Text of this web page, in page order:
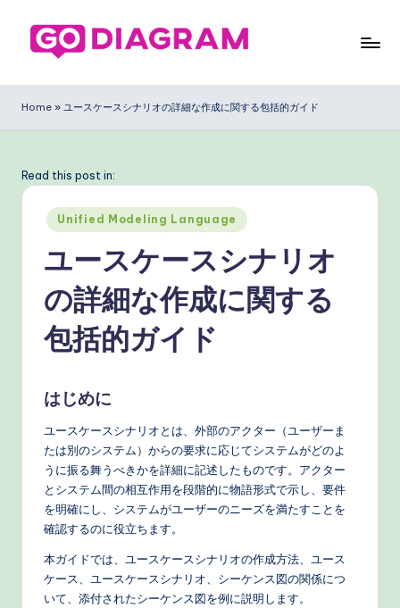
o
ia
g
ra
m
p
Home » ユースケースシナリオの詳細な作成に関する包括的ガイド
Read this post in:
Posted
in
Unified Modeling Language
ユースケースシナリオ
の詳細な作成に関する
包括的ガイド
はじめに
ユースケースシナリオとは、外部のアクター（ユーザーま
たは別のシステム）からの要求に応じてシステムがどのよ
うに振る舞うべきかを詳細に記述したものです。アクター
とシステム間の相互作用を段階的に物語形式で示し、要件
を明確にし、システムがユーザーのニーズを満たすことを
確認するのに役立ちます。
本ガイドでは、ユースケースシナリオの作成方法、ユース
ケース、ユースケースシナリオ、シーケンス図の関係につ
いて、添付されたシーケンス図を例に説明します。